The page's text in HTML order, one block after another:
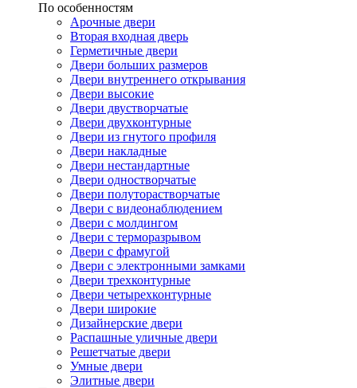
По особенностям
Арочные двери
Вторая входная дверь
Герметичные двери
Двери больших размеров
Двери внутреннего открывания
Двери высокие
Двери двустворчатые
Двери двухконтурные
Двери из гнутого профиля
Двери накладные
Двери нестандартные
Двери одностворчатые
Двери полуторастворчатые
Двери с видеонаблюдением
Двери с молдингом
Двери с терморазрывом
Двери с фрамугой
Двери с электронными замками
Двери трехконтурные
Двери четырехконтурные
Двери широкие
Дизайнерские двери
Распашные уличные двери
Решетчатые двери
Умные двери
Элитные двери